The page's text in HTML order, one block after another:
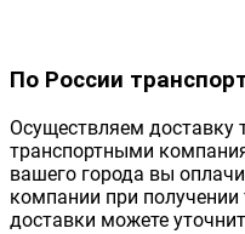
По России
Осуществляем доставку
транспортными
вашего города вы
компании при
доставки можете